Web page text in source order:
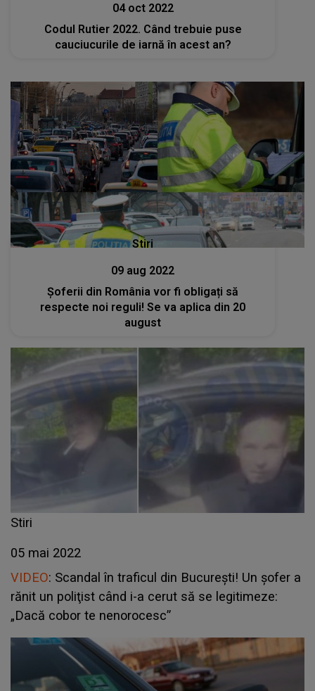
04 oct 2022
Codul Rutier 2022. Când trebuie puse
cauciucurile de iarnă în acest an?
Stiri
09 aug 2022
Şoferii din România vor fi obligați să
respecte noi reguli! Se va aplica din 20
august
Stiri
05 mai 2022
VIDEO: Scandal în traficul din București! Un şofer a
rănit un poliţist când i-a cerut să se legitimeze:
„Dacă cobor te nenorocesc”